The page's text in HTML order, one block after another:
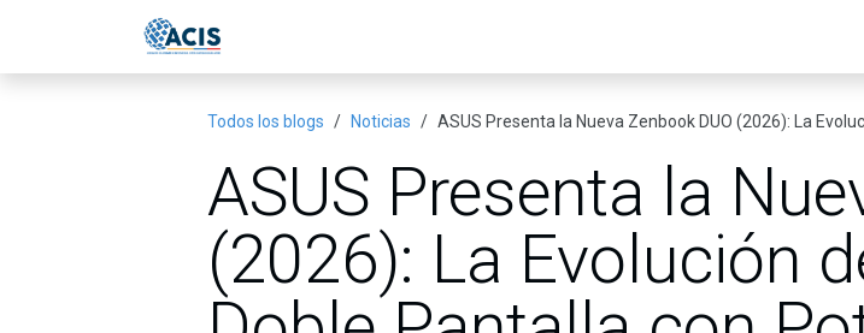
Todos los blogs Noticias ASUS Presenta la Nueva Zenbook DUO (2026): La
ASUS Presenta la
(2026): La Evolución